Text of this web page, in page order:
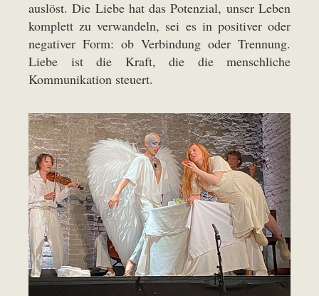
auslöst. Die Liebe hat das Potenzial, unser Leben
komplett zu verwandeln, sei es in positiver oder
negativer Form: ob Verbindung oder Trennung.
Liebe ist die Kraft, die die menschliche
Kommunikation steuert.